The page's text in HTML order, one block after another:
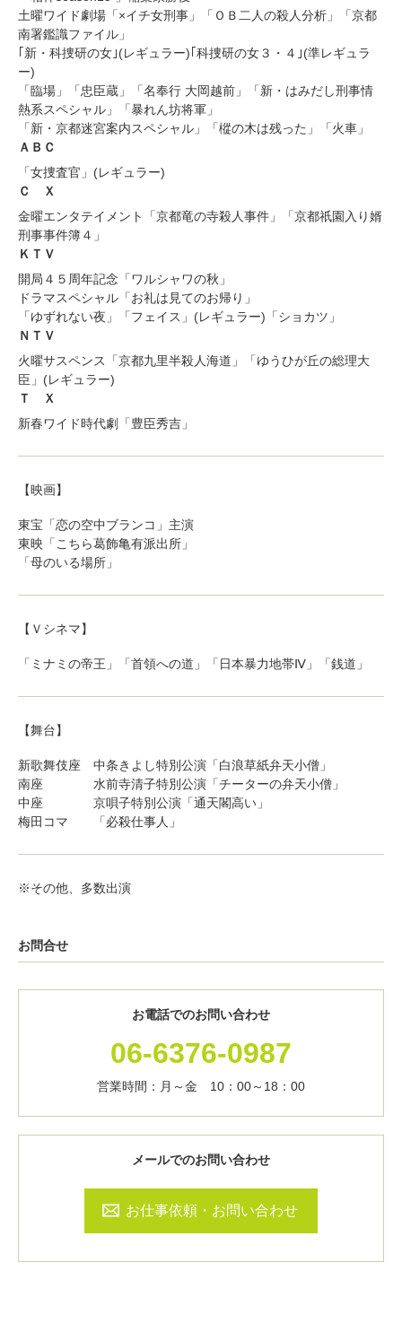
土曜ワイド劇場「×イチ女刑事」「ＯＢ二人の殺人分析」「京都
南署鑑識ファイル」
｢新・科捜研の女｣(レギュラー)｢科捜研の女３・４｣(準レギュラ
ー)
「臨場」「忠臣蔵」「名奉行 大岡越前」「新・はみだし刑事情
熱系スペシャル」「暴れん坊将軍」
「新・京都迷宮案内スペシャル」「樅の木は残った」「火車」
ＡＢＣ
「女捜査官」(レギュラー)
Ｃ Ｘ
金曜エンタテイメント「京都竜の寺殺人事件」「京都祇園入り婿
刑事事件簿４」
ＫＴＶ
開局４５周年記念「ワルシャワの秋」
ドラマスペシャル「お礼は見てのお帰り」
「ゆずれない夜」「フェイス」(レギュラー)「ショカツ」
ＮＴＶ
火曜サスペンス「京都九里半殺人海道」「ゆうひが丘の総理大
臣」(レギュラー)
Ｔ Ｘ
新春ワイド時代劇「豊臣秀吉」
【映画】
東宝「恋の空中ブランコ」主演
東映「こちら葛飾亀有派出所」
「母のいる場所」
【Ｖシネマ】
「ミナミの帝王」「首領への道」「日本暴力地帯Ⅳ」「銭道」
【舞台】
新歌舞伎座 中条きよし特別公演「白浪草紙弁天小僧」
南座 水前寺清子特別公演「チーターの弁天小僧」
中座 京唄子特別公演「通天閣高い」
梅田コマ 「必殺仕事人」
※その他、多数出演
お問合せ
お電話でのお問い合わせ
06-6376-0987
営業時間：月～金 10：00～18：00
メールでのお問い合わせ
お仕事依頼・お問い合わせ